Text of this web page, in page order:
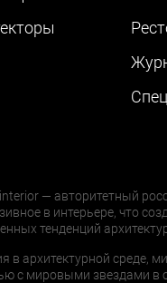
— авторитетный
в интерьере, что
тенденций
в архитектурной среде,
с мировыми звездами в